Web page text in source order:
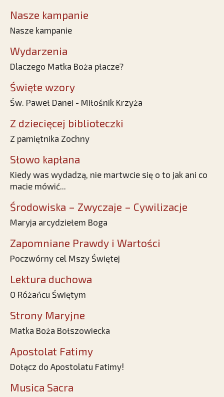
Nasze kampanie
Nasze kampanie
Wydarzenia
Dlaczego Matka Boża płacze?
Święte wzory
Św. Paweł Danei - Miłośnik Krzyża
Z dziecięcej biblioteczki
Z pamiętnika Zochny
Słowo kapłana
Kiedy was wydadzą, nie martwcie się o to jak ani co
macie mówić...
Środowiska – Zwyczaje – Cywilizacje
Maryja arcydziełem Boga
Zapomniane Prawdy i Wartości
Poczwórny cel Mszy Świętej
Lektura duchowa
O Różańcu Świętym
Strony Maryjne
Matka Boża Bołszowiecka
Apostolat Fatimy
Dołącz do Apostolatu Fatimy!
Musica Sacra